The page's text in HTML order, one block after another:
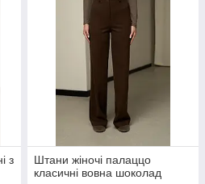
з
Штани жіночі палаццо
класичні вовна шоколад